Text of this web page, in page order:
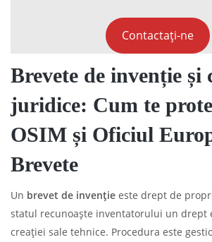
Contactați-ne
Brevete de invenție și
juridice: Cum te
OSIM și Oficiul
Brevete
Un brevet de invenție este drept de
statul recunoaște inventatorului un drept
creației sale tehnice. Procedura este